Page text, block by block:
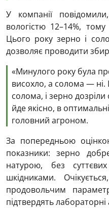
У компанії
вологістю 12–14%,
Цього року зерно і
дозволяє проводити
«Минулого року була
висохло, а солома — ні.
солома, і зерно
йде якісно, в
головний агроном.
За попередньою
показники: зерно
натурою, без
шкідниками.
продовольчим
підтвердять лабораторні